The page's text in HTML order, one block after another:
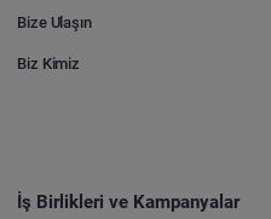
Bize Ulaşın
Biz Kimiz
İş Birlikleri ve Kampanyalar